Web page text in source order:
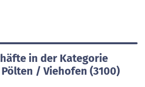
in der Kategorie
/ Viehofen (3100)